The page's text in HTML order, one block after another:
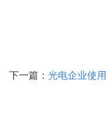
下一篇： 光电企业使